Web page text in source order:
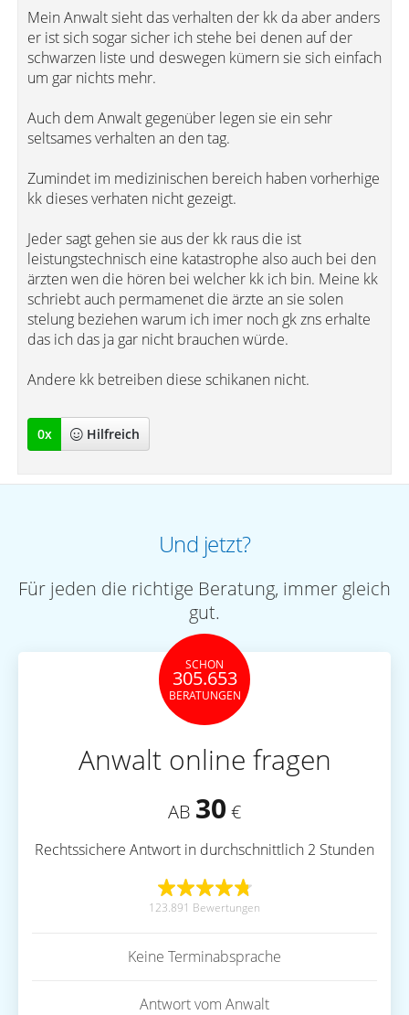
Mein Anwalt sieht das verhalten der kk da aber anders
er ist sich sogar sicher ich stehe bei denen auf der
schwarzen liste und deswegen kümern sie sich einfach
um gar nichts mehr.
Auch dem Anwalt gegenüber legen sie ein sehr
seltsames verhalten an den tag.
Zumindet im medizinischen bereich haben vorherhige
kk dieses verhaten nicht gezeigt.
Jeder sagt gehen sie aus der kk raus die ist
leistungstechnisch eine katastrophe also auch bei den
ärzten wen die hören bei welcher kk ich bin. Meine kk
schriebt auch permamenet die ärzte an sie solen
stelung beziehen warum ich imer noch gk zns erhalte
das ich das ja gar nicht brauchen würde.
Andere kk betreiben diese schikanen nicht.
0x Hilfreich
Und jetzt?
Für jeden die richtige Beratung, immer gleich
gut.
SCHON
305.653
BERATUNGEN
Anwalt online fragen
AB 30 €
Rechtssichere Antwort in durchschnittlich 2 Stunden
123.891 Bewertungen
Keine Terminabsprache
Antwort vom Anwalt